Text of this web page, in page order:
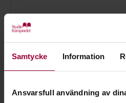
Samtycke Information
Ansvarsfull användning av